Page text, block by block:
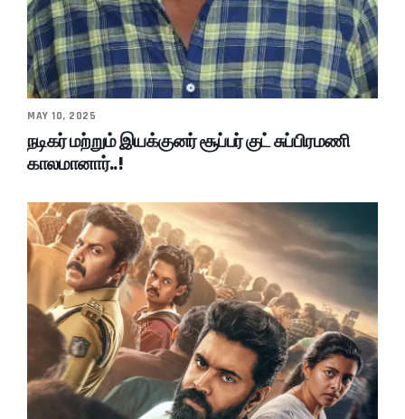
MAY 10, 2025
நடிகர் மற்றும் இயக்குனர் சூப்பர் குட் சுப்பிரமணி
காலமானார்..!